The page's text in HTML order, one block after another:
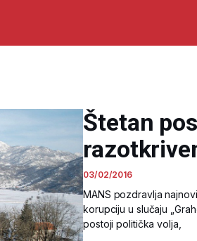
Štetan
03/02/2016
MANS pozdravlja
korupciju u slučaju
postoji politička volja,